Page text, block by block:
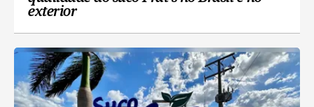
exterior